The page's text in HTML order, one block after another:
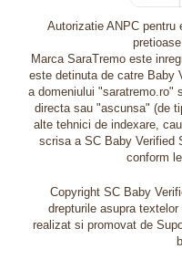
Autorizatie ANPC pentru
Marca SaraTremo este
este detinuta de catre Baby
a domeniului "saratremo.ro"
directa sau "ascunsa" (de
alte tehnici de indexare,
scrisa a SC Baby Verified
conform
Copyright SC Baby
drepturile asupra
realizat si promovat de